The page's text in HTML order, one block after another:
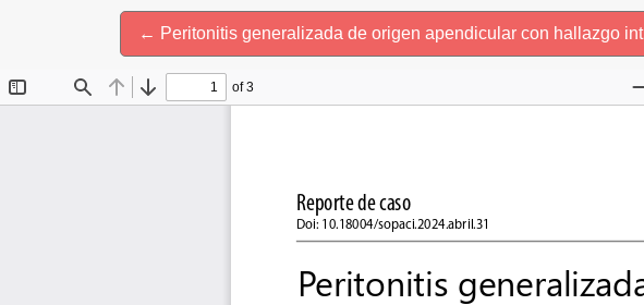
← Volver a los detalles del artículo
Peritonitis generalizada de origen apendicular con hallazgo